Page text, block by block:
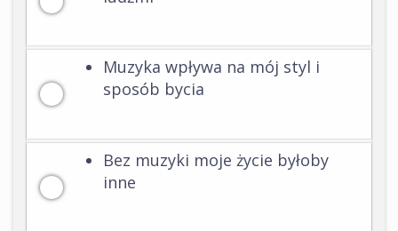
Muzyka wpływa na mój styl i
sposób bycia
Bez muzyki moje życie byłoby
inne